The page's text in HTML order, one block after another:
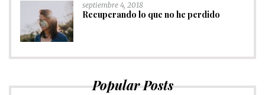
septiembre 4, 2018
Recuperando lo que no he perdido
Popular Posts